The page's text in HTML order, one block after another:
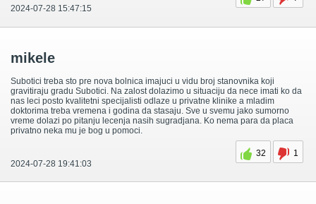
2024-07-28 15:47:15
mikele
Subotici treba sto pre nova bolnica imajuci u vidu broj stanovnika koji
gravitiraju gradu Subotici. Na zalost dolazimo u situaciju da nece imati ko da
nas leci posto kvalitetni specijalisti odlaze u privatne klinike a mladim
doktorima treba vremena i godina da stasaju. Sve u svemu jako sumorno
vreme dolazi po pitanju lecenja nasih sugradjana. Ko nema para da placa
privatno neka mu je bog u pomoci.
32
1
2024-07-28 19:41:03